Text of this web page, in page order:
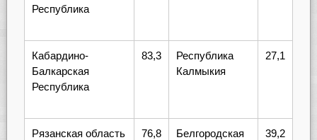
Республика
Кабардино-
Балкарская
Республика
83,3
Республика
Калмыкия
27,1
Рязанская область 76,8
Белгородская
39,2